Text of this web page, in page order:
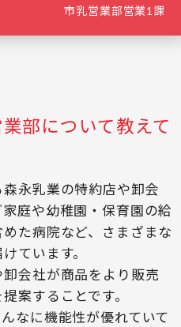
市乳営業部営業1課
部について教えて
永乳業の特約店や卸会
庭や幼稚園・保育園の給
た病院など、さまざまな
ています。
会社が商品をより販売
案することです。
なに機能性が優れていて